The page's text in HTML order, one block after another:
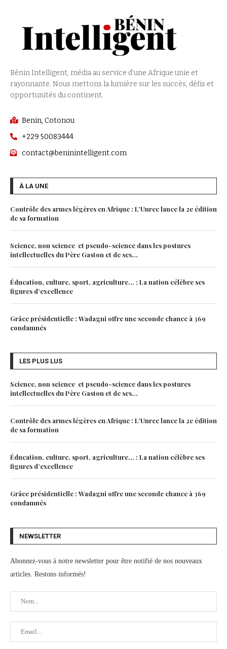
Bénin Intelligent, média au service d’une Afrique unie et
rayonnante. Nous mettons la lumière sur les succès, défis et
opportunités du continent.
Benin, Cotonou
+229 50083444
contact@beninintelligent.com
À LA UNE
Contrôle des armes légères en Afrique : L’Unrec lance la 2e édition
de sa formation
Science, non science et pseudo-science dans les postures
intellectuelles du Père Gaston et de ses...
Éducation, culture, sport, agriculture… : La nation célèbre ses
figures d’excellence
Grâce présidentielle : Wadagni offre une seconde chance à 369
condamnés
LES PLUS LUS
Science, non science et pseudo-science dans les postures
intellectuelles du Père Gaston et de ses...
Contrôle des armes légères en Afrique : L’Unrec lance la 2e édition
de sa formation
Éducation, culture, sport, agriculture… : La nation célèbre ses
figures d’excellence
Grâce présidentielle : Wadagni offre une seconde chance à 369
condamnés
NEWSLETTER
Abonnez-vous à notre newsletter pour être notifié de nos nouveaux
articles. Restons informés!